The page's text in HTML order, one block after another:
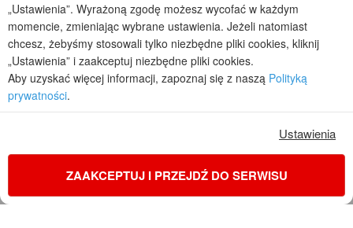
Informujemy, iż w celu optymalizacji treści dostępnych w naszym sklepie,
dostosowania ich do Państwa indywidualnych potrzeb korzystamy z
informacji zapisanych za pomocą plików cookies na urządzeniach
końcowych użytkowników. Pliki cookies użytkownik może kontrolować za
pomocą ustawień swojej przeglądarki internetowej. Dalsze korzystanie z
naszego serwisu internetowego, bez zmiany ustawień przeglądarki
internetowej oznacza, iż użytkownik akceptuje stosowanie plików cookies.
Więcej informacji zawartych jest w polityce prywatności.
Regulamin sklepu internetowego
Reklamacje
Jak zmienić ustawienia cookies
„Ustawienia”. Wyrażoną zgodę możesz wycofać w każdym
momencie, zmieniając wybrane ustawienia. Jeżeli natomiast
chcesz, żebyśmy stosowali tylko niezbędne pliki cookies, kliknij
„Ustawienia” i zaakceptuj niezbędne pliki cookies.
Aby uzyskać więcej informacji, zapoznaj się z naszą Polityką
prywatności.
Ustawienia
ZAAKCEPTUJ I PRZEJDŹ DO SERWISU